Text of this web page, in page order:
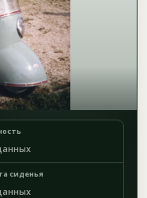
сиденья